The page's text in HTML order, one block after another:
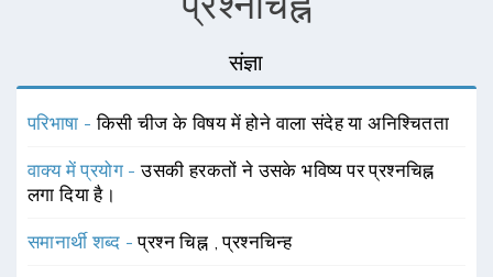
संज्ञा
परिभाषा -किसी चीज के विषय में होने वाला संदेह या अनिश्चितता
वाक्य में प्रयोग -उसकी हरकतों ने उसके भविष्य पर प्रश्नचिह्न
लगा दिया है।
समानार्थी शब्द -प्रश्न चिह्न ,प्रश्नचिन्ह